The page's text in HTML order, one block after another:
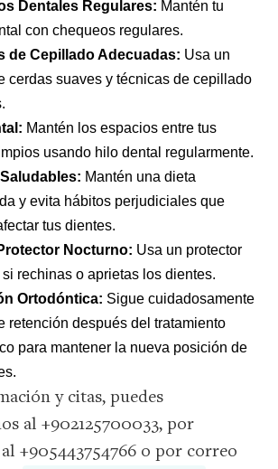
Dentales Regulares: Mantén tu
con chequeos regulares.
de Cepillado Adecuadas: Usa un
cerdas suaves y técnicas de cepillado
Mantén los espacios entre tus
usando hilo dental regularmente.
Mantén una dieta
y evita hábitos perjudiciales que
tus dientes.
Nocturno: Usa un protector
rechinas o aprietas los dientes.
Ortodóntica: Sigue cuidadosamente
retención después del tratamiento
para mantener la nueva posición de
y citas, puedes
al +902125700033, por
+905443754766 o por correo